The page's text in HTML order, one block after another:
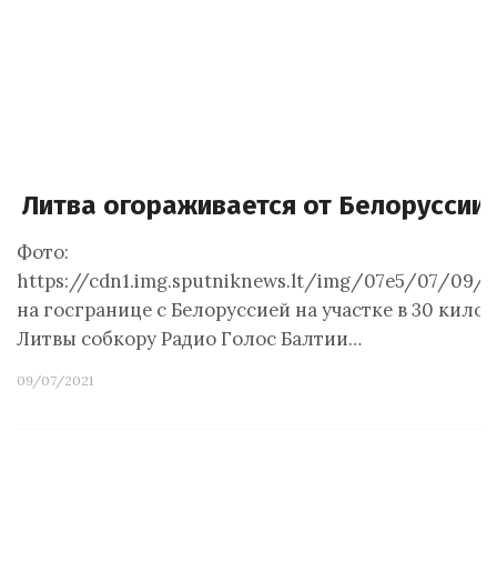
Литва огораживается от
Фото:
https://cdn1.img.sputniknews.lt/img/07e5/07/09/
на госгранице с Белоруссией на участке в 30
Литвы собкору Радио Голос Балтии…
09/07/2021